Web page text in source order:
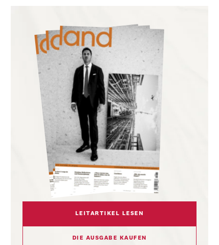
LEITARTIKEL LESEN
DIE AUSGABE KAUFEN